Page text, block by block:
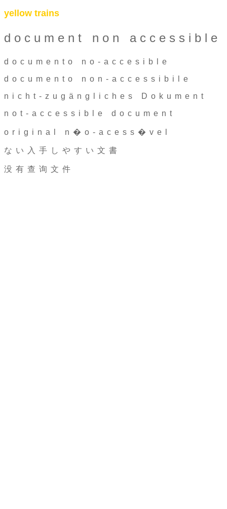
yellow trains
document non accessible
documento no-accesible
documento non-accessibile
nicht-zugängliches Dokument
not-accessible document
original n�o-acess�vel
ない入手しやすい文書
没有查询文件